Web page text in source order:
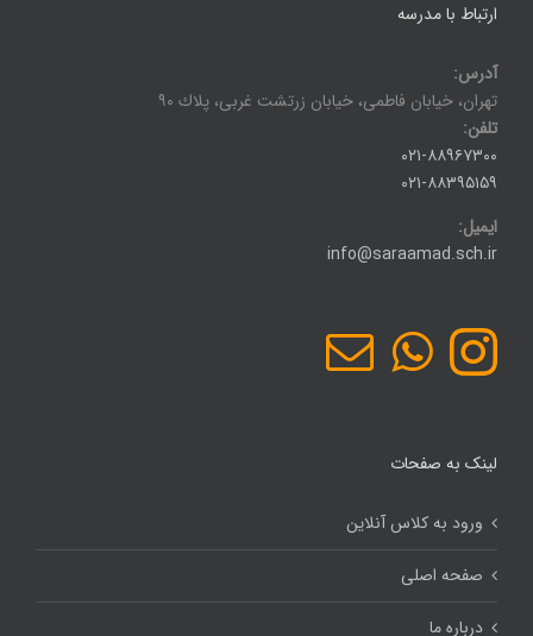
ارتباط با مدرسه
آدرس:
تهران، خيابان فاطمی، خيابان زرتشت غربی، پلاك ۹۰
تلفن:
۰۲۱-۸۸۹۶۷۳۰۰
۰۲۱-۸۸۳۹۵۱۵۹
ایمیل:
info@saraamad.sch.ir
لینک به صفحات
ورود به کلاس آنلاین
صفحه اصلی
درباره ما